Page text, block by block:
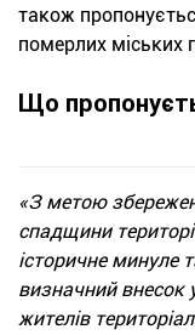
також
померлих міських
Що
«З метою
спадщини
історичне минуле
визначний внесок
жителів